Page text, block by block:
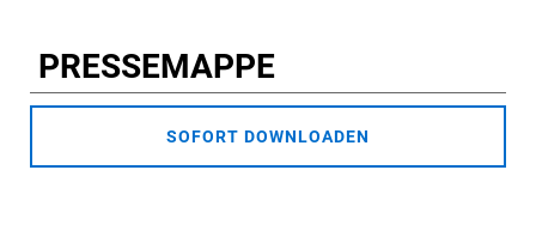
PRESSEMAPPE
SOFORT DOWNLOADEN